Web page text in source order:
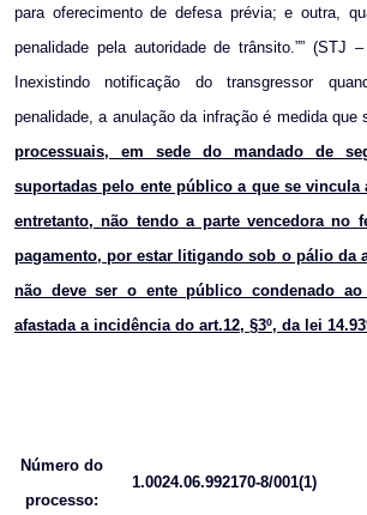
para oferecimento de defesa prévia; e outra,
penalidade pela autoridade de trânsito.”” (STJ
Inexistindo notificação do transgressor
penalidade, a anulação da infração é medida que
processuais, em sede do mandado de
suportadas pelo ente público a que se vincula
entretanto, não tendo a parte vencedora no
pagamento, por estar litigando sob o pálio da
não deve ser o ente público condenado ao
afastada a incidência do art.12, §3º, da lei
Número do
processo:
1.0024.06.992170-8/001(1)